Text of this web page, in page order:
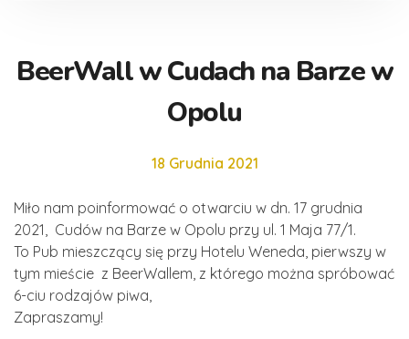
BeerWall w Cudach na Barze w
Opolu
18 Grudnia 2021
Miło nam poinformować o otwarciu w dn. 17 grudnia
2021, Cudów na Barze w Opolu przy ul. 1 Maja 77/1.
To Pub mieszczący się przy Hotelu Weneda, pierwszy w
tym mieście z BeerWallem, z którego można spróbować
6-ciu rodzajów piwa,
Zapraszamy!